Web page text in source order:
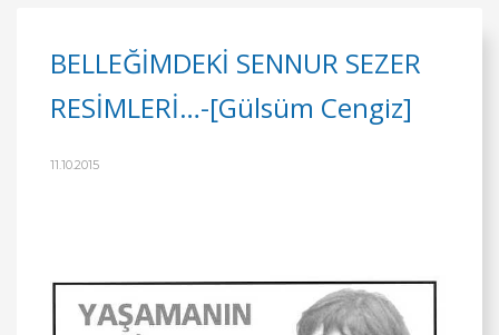
BELLEĞİMDEKİ SENNUR SEZER
RESİMLERİ…-[Gülsüm Cengiz]
11.10.2015